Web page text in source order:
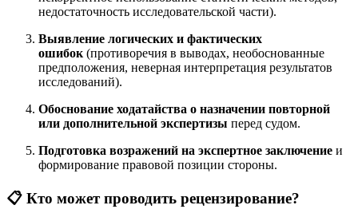
недостаточность исследовательской части).
Выявление логических и фактических
ошибок (противоречия в выводах, необоснованные
предположения, неверная интерпретация результатов
исследований).
Обоснование ходатайства о назначении повторной
или дополнительной экспертизы перед судом.
Подготовка возражений на экспертное заключение и
формирование правовой позиции стороны.
📋 Кто может проводить рецензирование?